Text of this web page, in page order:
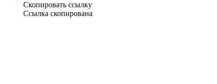
Скопировать ссылку
Ссылка скопирована